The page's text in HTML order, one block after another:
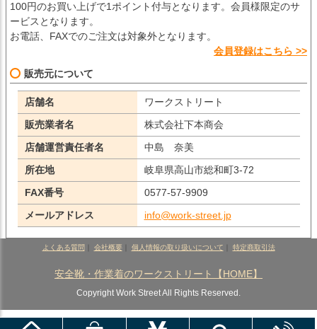
100円のお買い上げで1ポイント付与となります。会員様限定のサ
ービスとなります。
お電話、FAXでのご注文は対象外となります。
会員登録はこちら >>
販売元について
店舗名
ワークストリート
販売業者名
株式会社下本商会
店舗運営責任者名
中島 奈美
所在地
岐阜県高山市総和町3-72
FAX番号
0577-57-9909
メールアドレス
info@work-street.jp
よくある質問 会社概要｜ 個人情報の取り扱いについて 特定商取引法
安全靴・作業着のワークストリート【HOME】
Copyright Work Street All Rights Reserved.